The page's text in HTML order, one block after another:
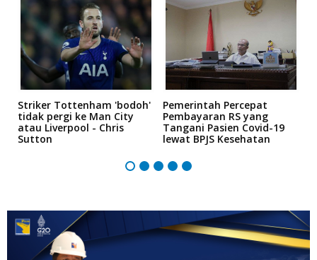
Striker Tottenham 'bodoh'
tidak pergi ke Man City
atau Liverpool - Chris
Sutton
Pemerintah Percepat
Pembayaran RS yang
Tangani Pasien Covid-19
lewat BPJS Kesehatan